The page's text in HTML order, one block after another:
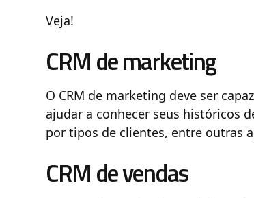
Veja!
CRM de marketing
O CRM de marketing deve ser
ajudar a conhecer seus históricos
por tipos de clientes, entre outras
CRM de vendas